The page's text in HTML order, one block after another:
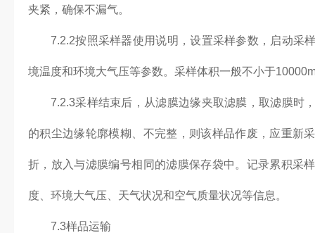
夹紧，确保不漏气。
7.2.2按照采样器使用说明，设置采样参数，启动采
境温度和环境大气压等参数。采样体积一般不小于
7.2.3采样结束后，从滤膜边缘夹取滤膜，取滤膜时
的积尘边缘轮廓模糊、不完整，则该样品作废，应重新
折，放入与滤膜编号相同的滤膜保存袋中。记录累积采
度、环境大气压、天气状况和空气质量状况等信息。
7.3样品运输